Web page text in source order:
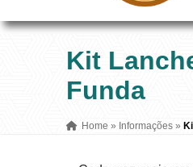
Kit
Funda
Home » Informações »